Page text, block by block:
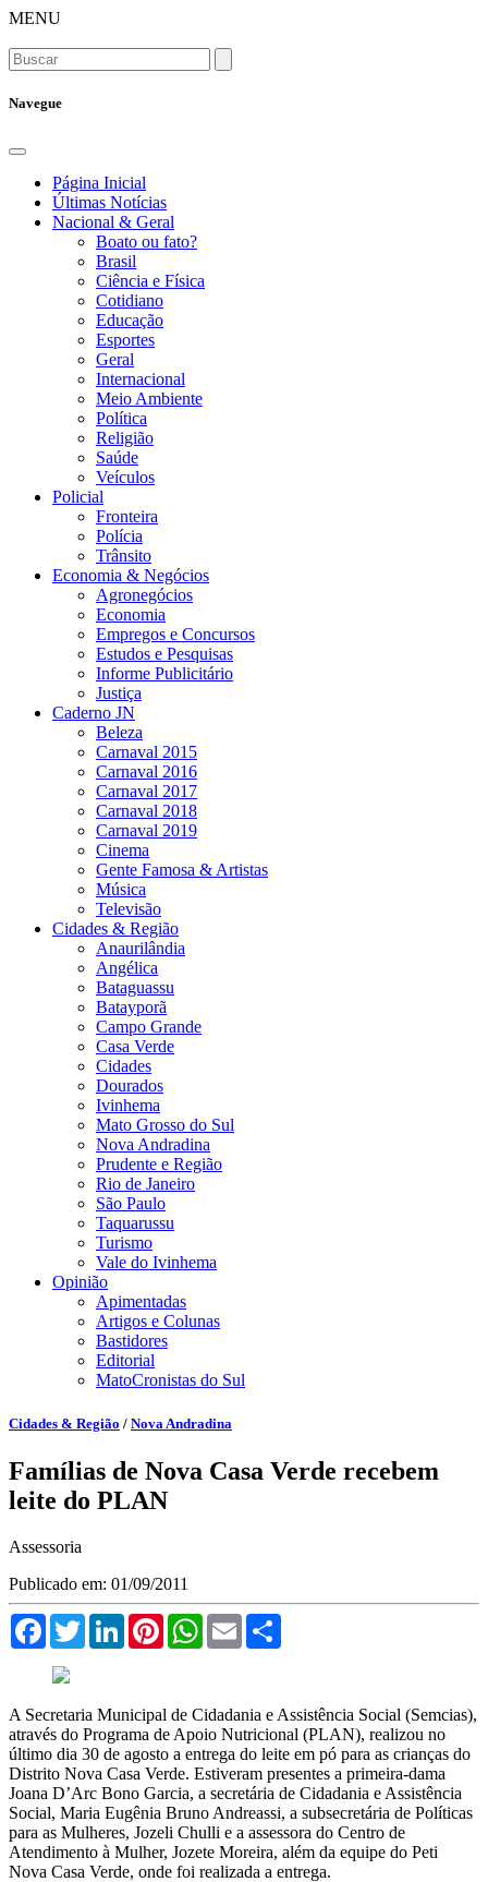
MENU
Navegue
Página Inicial
Últimas Notícias
Nacional & Geral
Boato ou fato?
Brasil
Ciência e Física
Cotidiano
Educação
Esportes
Geral
Internacional
Meio Ambiente
Política
Religião
Saúde
Veículos
Policial
Fronteira
Polícia
Trânsito
Economia & Negócios
Agronegócios
Economia
Empregos e Concursos
Estudos e Pesquisas
Informe Publicitário
Justiça
Caderno JN
Beleza
Carnaval 2015
Carnaval 2016
Carnaval 2017
Carnaval 2018
Carnaval 2019
Cinema
Gente Famosa & Artistas
Música
Televisão
Cidades & Região
Anaurilândia
Angélica
Bataguassu
Batayporã
Campo Grande
Casa Verde
Cidades
Dourados
Ivinhema
Mato Grosso do Sul
Nova Andradina
Prudente e Região
Rio de Janeiro
São Paulo
Taquarussu
Turismo
Vale do Ivinhema
Opinião
Apimentadas
Artigos e Colunas
Bastidores
Editorial
MatoCronistas do Sul
Cidades & Região / Nova Andradina
Famílias de Nova Casa Verde recebem
leite do PLAN
Assessoria
Publicado em: 01/09/2011
FacebookTwitterLinkedInPinterestWhatsApp
Email
A Secretaria Municipal de Cidadania e Assistência Social (Semcias),
através do Programa de Apoio Nutricional (PLAN), realizou no
último dia 30 de agosto a entrega do leite em pó para as crianças do
Distrito Nova Casa Verde. Estiveram presentes a primeira-dama
Joana D’Arc Bono Garcia, a secretária de Cidadania e Assistência
Social, Maria Eugênia Bruno Andreassi, a subsecretária de Políticas
para as Mulheres, Jozeli Chulli e a assessora do Centro de
Atendimento à Mulher, Jozete Moreira, além da equipe do Peti
Nova Casa Verde, onde foi realizada a entrega.